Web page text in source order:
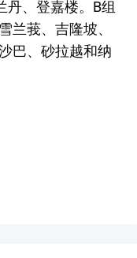
丹、登嘉楼。B组
兰莪、吉隆坡、
巴、砂拉越和纳